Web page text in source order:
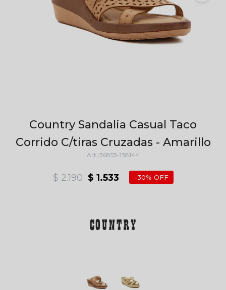
Country Sandalia Casual Taco
Corrido C/tiras Cruzadas - Amarillo
36853-138144
$ 1.533
$ 2.190 30